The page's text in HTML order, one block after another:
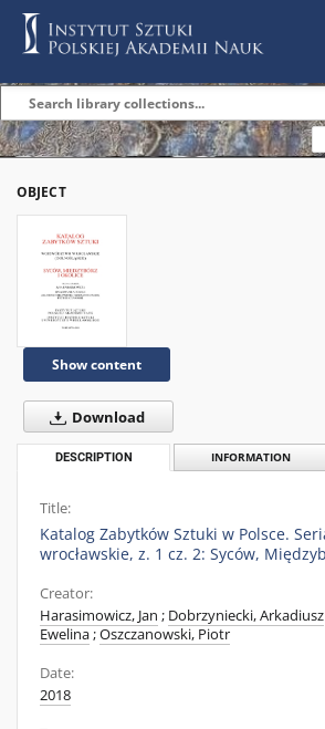
OBJECT
Show content
Download
DESCRIPTION INFORMATION
Title:
Katalog Zabytków Sztuki w Polsce.
wrocławskie, z. 1 cz. 2: Syców,
Creator:
Harasimowicz, Jan ; Dobrzyniecki, Arkadiusz
Ewelina;Oszczanowski, Piotr
Date:
2018